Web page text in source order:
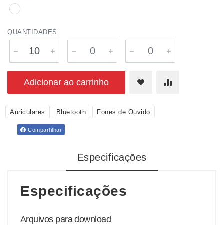
QUANTIDADES
Adicionar ao carrinho
Auriculares Bluetooth Fones de Ouvido
Compartilhar
Especificações
Especificações
Arquivos para download